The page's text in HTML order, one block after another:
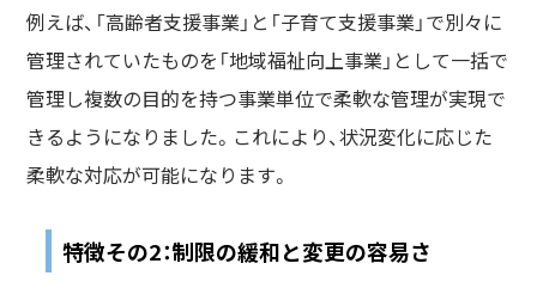
例えば、「高齢者支援事業」と「子育て支援事業」で別々に
管理されていたものを「地域福祉向上事業」として一括で
管理し複数の目的を持つ事業単位で柔軟な管理が実現で
きるようになりました。これにより、状況変化に応じた
柔軟な対応が可能になります。
特徴その2：制限の緩和と変更の容易さ